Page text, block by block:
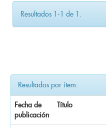
Resultados 1-1 de 1.
Resultados por ítem:
Fecha de
publicación
Título